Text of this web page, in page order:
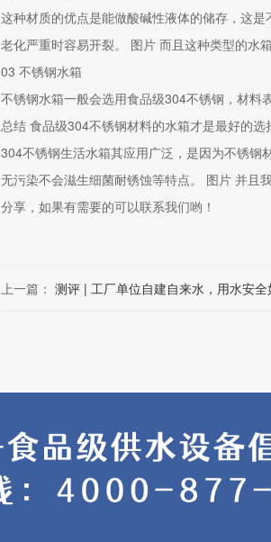
这种材质的优点是能做酸碱性液体的储存，这
老化严重时容易开裂。 图片 而且这种类型的水
03 不锈钢水箱
不锈钢水箱一般会选用食品级304不锈钢，材料
总结 食品级304不锈钢材料的水箱才是最好的选
304不锈钢生活水箱其应用广泛，是因为不锈钢
无污染不会滋生细菌耐锈蚀等特点。 图片 并且
分享，如果有需要的可以联系我们哟！
上一篇： 测评 | 工厂单位自建自来水，用水安全